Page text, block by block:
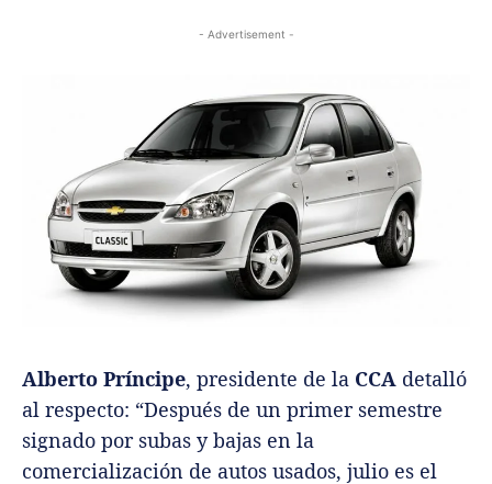
- Advertisement -
Alberto Príncipe, presidente de la CCA detalló
al respecto: “Después de un primer semestre
signado por subas y bajas en la
comercialización de autos usados, julio es el